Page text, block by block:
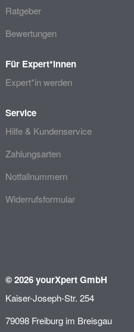
Ratgeber
Bewertungen
Für Expert*innen
Expert*in werden
Service
Hilfe & Kundenservice
Zahlungsarten
Notfallnummern
Widerrufsformular
© 2026 yourXpert GmbH
Kaiser-Joseph-Str. 254
79098 Freiburg im Breisgau